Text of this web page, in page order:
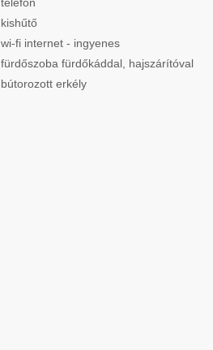
kishűtő
wi-fi internet - ingyenes
fürdőszoba fürdőkáddal, hajszárítóval
bútorozott erkély